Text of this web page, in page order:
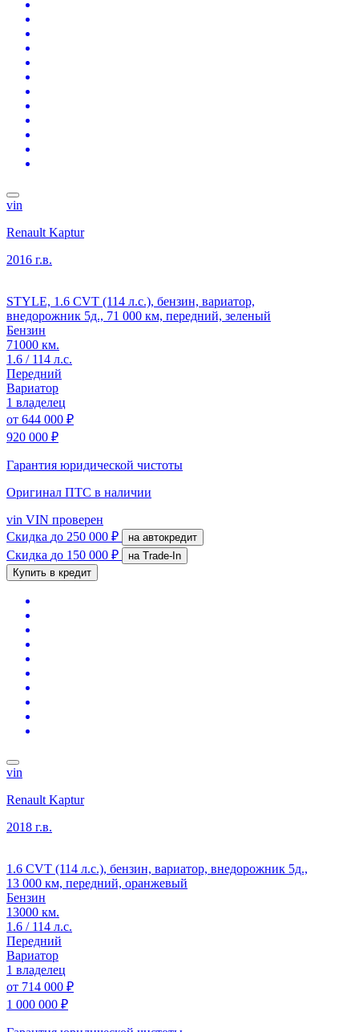
vin
Renault Kaptur
2016 г.в.
STYLE, 1.6 CVT (114 л.с.), бензин, вариатор,
внедорожник 5д., 71 000 км, передний, зеленый
Бензин
71000 км.
1.6 / 114 л.с.
Передний
Вариатор
1 владелец
от 644 000 ₽
920 000 ₽
Гарантия юридической чистоты
Оригинал ПТС в наличии
vin VIN проверен
Скидка до 250 000 ₽ на автокредит
Скидка до 150 000 ₽
на Trade-In
Купить в кредит
vin
Renault Kaptur
2018 г.в.
1.6 CVT (114 л.с.), бензин, вариатор, внедорожник 5д.,
13 000 км, передний, оранжевый
Бензин
13000 км.
1.6 / 114 л.с.
Передний
Вариатор
1 владелец
от 714 000 ₽
1 000 000 ₽